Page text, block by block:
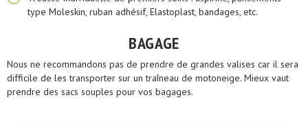
type Moleskin, ruban adhésif, Elastoplast, bandages, etc.
BAGAGE
Nous ne recommandons pas de prendre de grandes valises car il sera
difficile de les transporter sur un traîneau de motoneige. Mieux vaut
prendre des sacs souples pour vos bagages.